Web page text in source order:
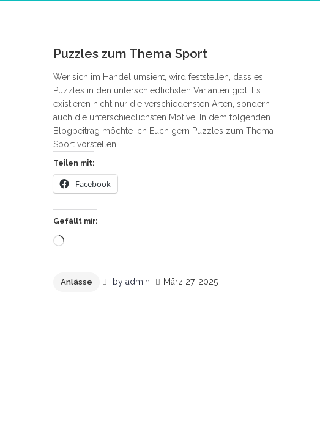
Puzzles zum Thema Sport
Wer sich im Handel umsieht, wird feststellen, dass es
Puzzles in den unterschiedlichsten Varianten gibt. Es
existieren nicht nur die verschiedensten Arten, sondern
auch die unterschiedlichsten Motive. In dem folgenden
Blogbeitrag möchte ich Euch gern Puzzles zum Thema
Sport vorstellen.
Teilen mit:
Facebook
Gefällt mir:
Wird
Anlässe by admin März 27, 2025